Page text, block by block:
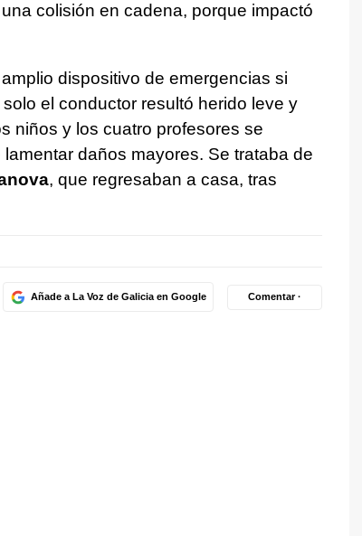
colisión en cadena, porque impactó
dispositivo de emergencias si
el conductor resultó herido leve y
niños y los cuatro profesores se
daños mayores. Se trataba de
, que regresaban a casa, tras
Añade a La Voz de Galicia en Google Comentar ·